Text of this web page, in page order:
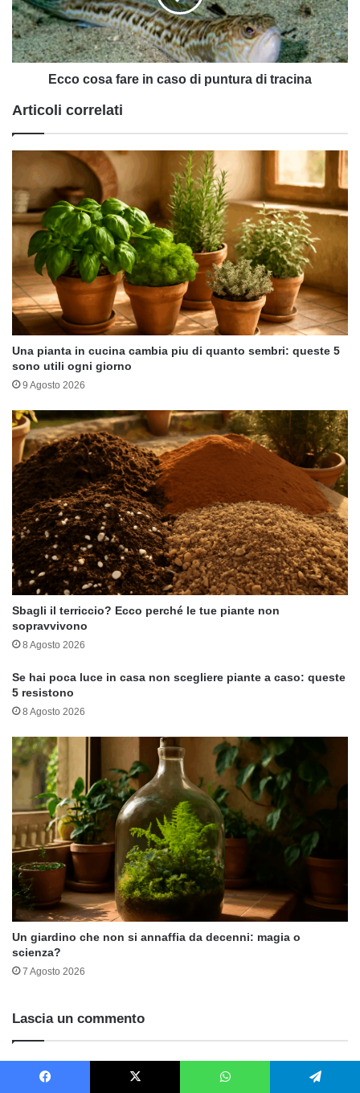
di
puntura
di
tracina
Ecco cosa fare in caso di puntura di tracina
Articoli correlati
Una pianta in cucina cambia piu di quanto sembri: queste 5
sono utili ogni giorno
9 Agosto 2026
Sbagli il terriccio? Ecco perché le tue piante non
sopravvivono
8 Agosto 2026
Se hai poca luce in casa non scegliere piante a caso: queste
5 resistono
8 Agosto 2026
Un giardino che non si annaffia da decenni: magia o
scienza?
7 Agosto 2026
Lascia un commento
contrassegnati